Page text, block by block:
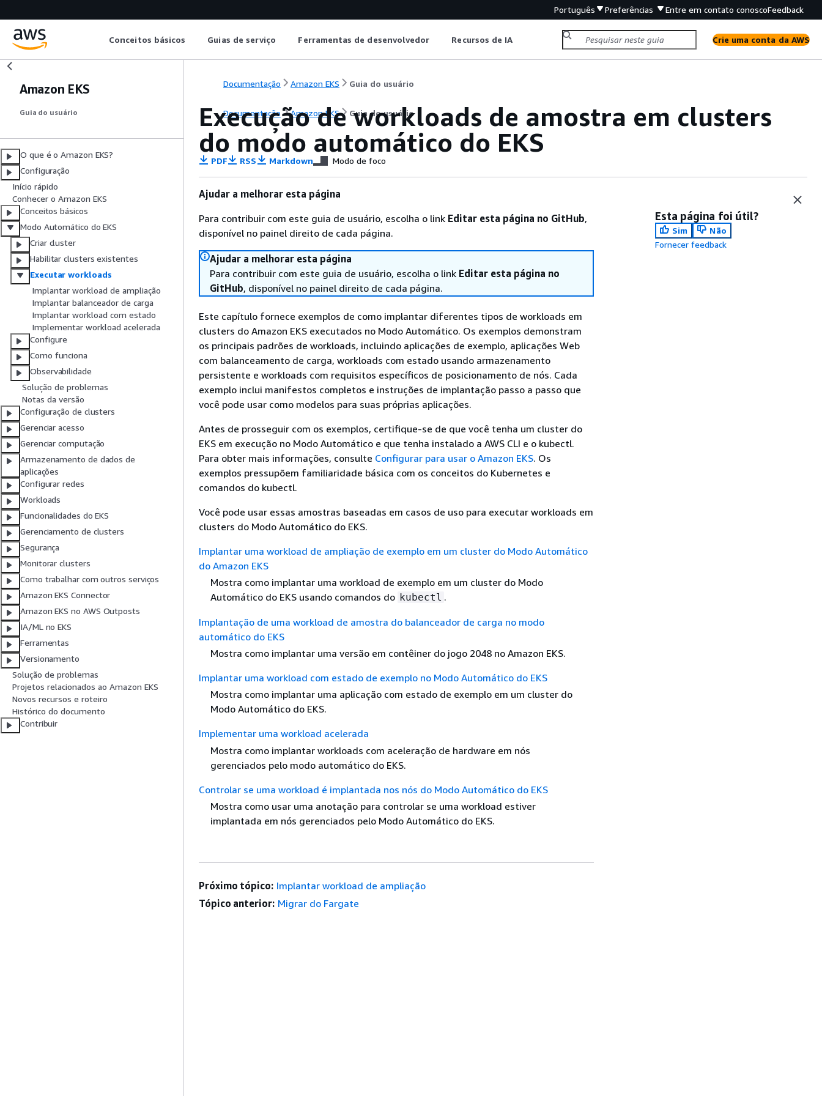
Português Preferências Entre em contato conoscoFeedback
Conceitos básicos Guias de serviço Ferramentas de desenvolvedor Recursos de IA Crie uma conta da AWS
Amazon EKS
Guia do usuário
O que é o Amazon EKS?
Configuração
Início rápido
Conhecer o Amazon EKS
Conceitos básicos
Modo Automático do EKS
Criar cluster
Habilitar clusters existentes
Executar workloads
Implantar workload de ampliação
Implantar balanceador de carga
Implantar workload com estado
Implementar workload acelerada
Configure
Como funciona
Observabilidade
Solução de problemas
Notas da versão
Configuração de clusters
Gerenciar acesso
Gerenciar computação
Armazenamento de dados de
aplicações
Configurar redes
Workloads
Funcionalidades do EKS
Gerenciamento de clusters
Segurança
Monitorar clusters
Como trabalhar com outros serviços
Amazon EKS Connector
Amazon EKS no AWS Outposts
IA/ML no EKS
Ferramentas
Versionamento
Solução de problemas
Projetos relacionados ao Amazon EKS
Novos recursos e roteiro
Histórico do documento
Contribuir
Documentação Amazon EKS Guia do usuário
Documentação Amazon EKS Guia do usuário
Execução de workloads de amostra em clusters
do modo automático do EKS
PDF RSS Markdown Modo de foco
Ajudar a melhorar esta página
Para contribuir com este guia de usuário, escolha o link Editar esta página no GitHub,
disponível no painel direito de cada página.
Ajudar a melhorar esta página
Para contribuir com este guia de usuário, escolha o link Editar esta página no
GitHub, disponível no painel direito de cada página.
Este capítulo fornece exemplos de como implantar diferentes tipos de workloads em
clusters do Amazon EKS executados no Modo Automático. Os exemplos demonstram
os principais padrões de workloads, incluindo aplicações de exemplo, aplicações Web
com balanceamento de carga, workloads com estado usando armazenamento
persistente e workloads com requisitos específicos de posicionamento de nós. Cada
exemplo inclui manifestos completos e instruções de implantação passo a passo que
você pode usar como modelos para suas próprias aplicações.
Antes de prosseguir com os exemplos, certifique-se de que você tenha um cluster do
EKS em execução no Modo Automático e que tenha instalado a AWS CLI e o kubectl.
Para obter mais informações, consulte Configurar para usar o Amazon EKS. Os
exemplos pressupõem familiaridade básica com os conceitos do Kubernetes e
comandos do kubectl.
Você pode usar essas amostras baseadas em casos de uso para executar workloads em
clusters do Modo Automático do EKS.
Implantar uma workload de ampliação de exemplo em um cluster do Modo Automático
do Amazon EKS
Mostra como implantar uma workload de exemplo em um cluster do Modo
Automático do EKS usando comandos do kubectl .
Implantação de uma workload de amostra do balanceador de carga no modo
automático do EKS
Mostra como implantar uma versão em contêiner do jogo 2048 no Amazon EKS.
Implantar uma workload com estado de exemplo no Modo Automático do EKS
Mostra como implantar uma aplicação com estado de exemplo em um cluster do
Modo Automático do EKS.
Implementar uma workload acelerada
Mostra como implantar workloads com aceleração de hardware em nós
gerenciados pelo modo automático do EKS.
Controlar se uma workload é implantada nos nós do Modo Automático do EKS
Mostra como usar uma anotação para controlar se uma workload estiver
implantada em nós gerenciados pelo Modo Automático do EKS.
Esta página foi útil?
Sim
Não
Fornecer feedback
Próximo tópico: Implantar workload de ampliação
Tópico anterior: Migrar do Fargate